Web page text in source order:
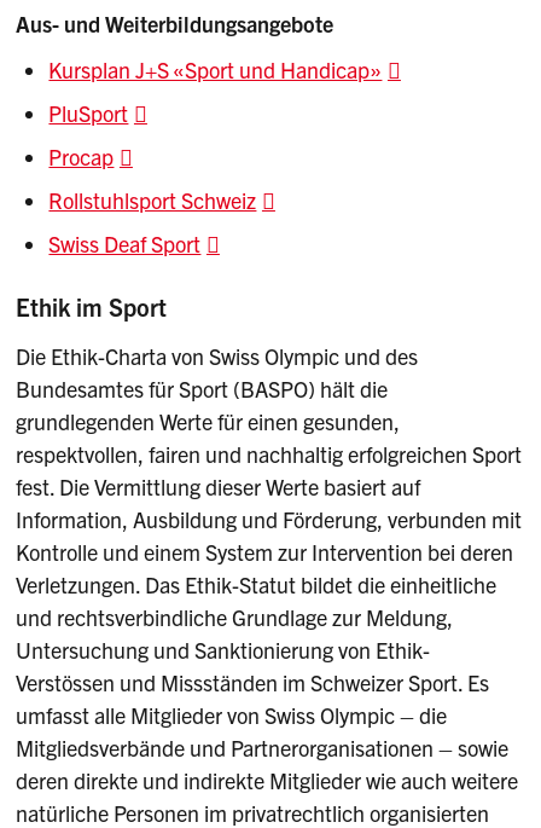
Aus- und Weiterbildungsangebote
Kursplan J+S «Sport und Handicap»
PluSport
Procap
Rollstuhlsport Schweiz
Swiss Deaf Sport
Ethik im Sport
Die Ethik-Charta von Swiss Olympic und des
Bundesamtes für Sport (BASPO) hält die
grundlegenden Werte für einen gesunden,
respektvollen, fairen und nachhaltig erfolgreichen Sport
fest. Die Vermittlung dieser Werte basiert auf
Information, Ausbildung und Förderung, verbunden mit
Kontrolle und einem System zur Intervention bei deren
Verletzungen. Das Ethik-Statut bildet die einheitliche
und rechtsverbindliche Grundlage zur Meldung,
Untersuchung und Sanktionierung von Ethik-
Verstössen und Missständen im Schweizer Sport. Es
umfasst alle Mitglieder von Swiss Olympic – die
Mitgliedsverbände und Partnerorganisationen – sowie
deren direkte und indirekte Mitglieder wie auch weitere
natürliche Personen im privatrechtlich organisierten